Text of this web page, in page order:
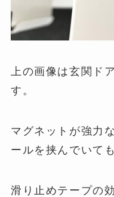
上の画像は玄関ド
す。
マグネットが強力
ールを挟んでいて
滑り止めテープの